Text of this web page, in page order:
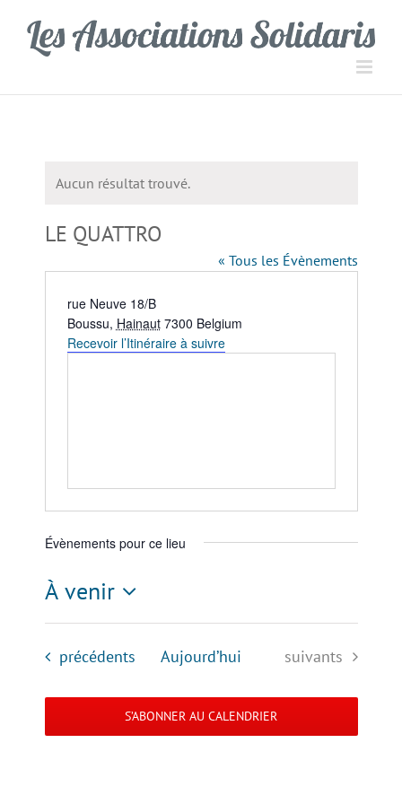
contenu
Notice
Aucun résultat trouvé.
LE QUATTRO
« Tous les Évènements
Adresse
rue Neuve 18/B
Boussu, Hainaut 7300 Belgium
Recevoir l’Itinéraire à suivre
Évènements pour ce lieu
À venir
Sélectionnez
date.
Évènements
précédents Aujourd’hui Évènements
suivants
S’ABONNER AU CALENDRIER